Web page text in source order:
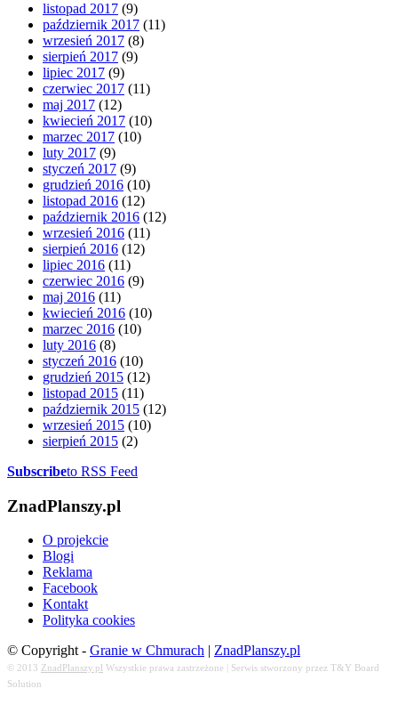
listopad 2017 (9)
październik 2017 (11)
wrzesień 2017 (8)
sierpień 2017 (9)
lipiec 2017 (9)
czerwiec 2017 (11)
maj 2017 (12)
kwiecień 2017 (10)
marzec 2017 (10)
luty 2017 (9)
styczeń 2017 (9)
grudzień 2016 (10)
listopad 2016 (12)
październik 2016 (12)
wrzesień 2016 (11)
sierpień 2016 (12)
lipiec 2016 (11)
czerwiec 2016 (9)
maj 2016 (11)
kwiecień 2016 (10)
marzec 2016 (10)
luty 2016 (8)
styczeń 2016 (10)
grudzień 2015 (12)
listopad 2015 (11)
październik 2015 (12)
wrzesień 2015 (10)
sierpień 2015 (2)
Subscribeto RSS Feed
ZnadPlanszy.pl
O projekcie
Blogi
Reklama
Facebook
Kontakt
Polityka cookies
© Copyright - Granie w Chmurach | ZnadPlanszy.pl
© 2013 ZnadPlanszy.pl Wszystkie prawa zastrzeżone | Serwis stworzony przez T&Y Board
Solution